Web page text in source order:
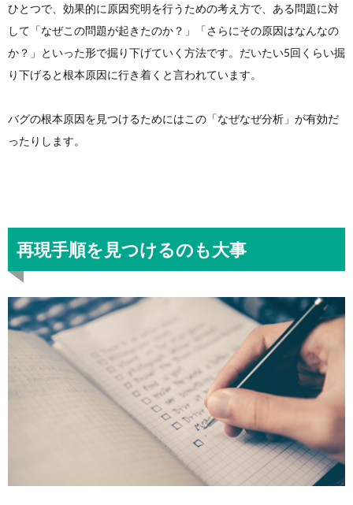
ひとつで、効果的に原因究明を行うための考え方で、ある問題に対
して「なぜこの問題が起きたのか？」「さらにその原因はなんなの
か？」といった形で掘り下げていく方法です。だいたい5回くらい掘
り下げると根本原因に行き着くと言われています。
バグの根本原因を見つけるためにはこの「なぜなぜ分析」が有効だ
ったりします。
再現手順を見つけるのも大事